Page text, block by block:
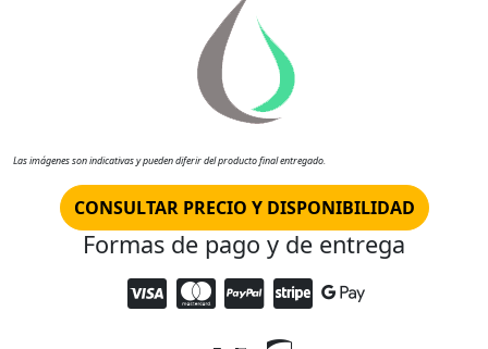
Las imágenes son indicativas y pueden diferir del producto final entregado.
CONSULTAR PRECIO Y DISPONIBILIDAD
Formas de pago y de entrega